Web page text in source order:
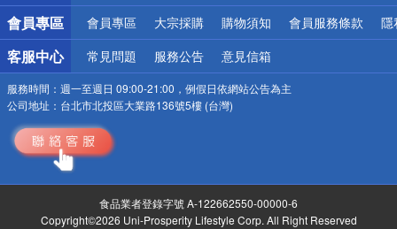
會員專區 會員專區 大宗採購 購物須知 會員服務條款 隱
客服中心 常見問題 服務公告 意見信箱
服務時間： 週一至週日 09:00-21:00，例假日依網站公告為主
公司地址： 台北市北投區大業路136號5樓 (台灣)
食品業者登錄字號 A-122662550-00000-6
Copyright©2026 Uni-Prosperity Lifestyle Corp. All Right Reserved